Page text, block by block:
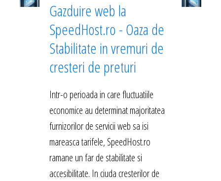
Gazduire web la
SpeedHost.ro - Oaza de
Stabilitate in vremuri de
cresteri de preturi
Intr-o perioada in care fluctuatiile
economice au determinat majoritatea
furnizorilor de servicii web sa isi
mareasca tarifele, SpeedHost.ro
ramane un far de stabilitate si
accesibilitate. In ciuda cresterilor de